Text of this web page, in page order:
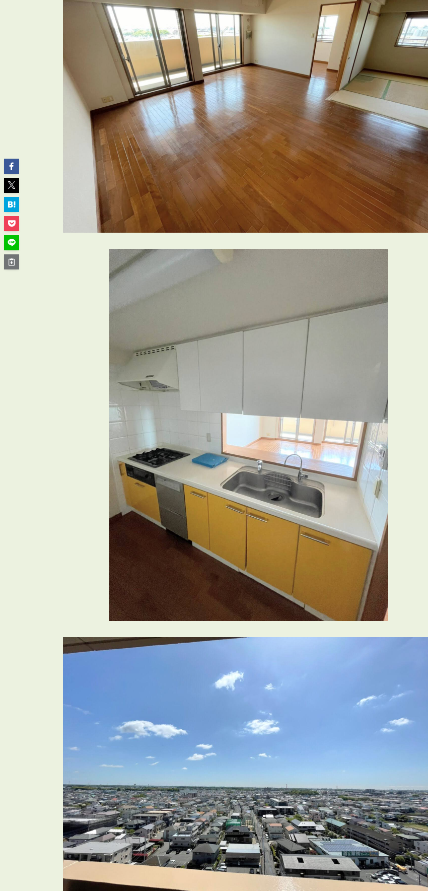
ABOUT
会社概要
スタッフ紹介
グループ会社紹介
空室解消!3つの自信
自慢の「賃料設定」／マーケティング
仲介会社とのネットワークで情報提供力に自信あり
物件プロモーション＆バリューアップリフォーム
管理オーナー様限定サービス
管理オーナー様ご紹介制度
投資不動産を売却したい方
マンションの自主管理について
アパートの大規模修繕について
BROKER
会員登録
賃貸仲介会社様向け物件検索ログイン
03-6262-9556
※音声ガイダンス④を押してください。